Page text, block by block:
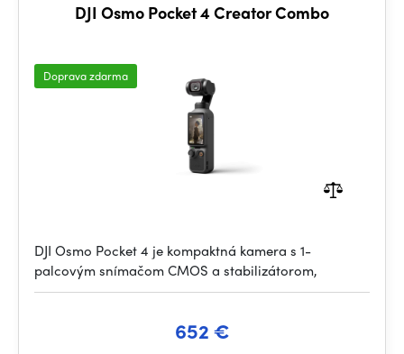
DJI Osmo Pocket 4 Creator Combo
Doprava zdarma
DJI Osmo Pocket 4 je kompaktná kamera s 1-
palcovým snímačom CMOS a stabilizátorom,
652 €